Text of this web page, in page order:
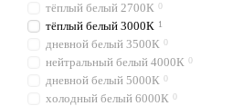
тёплый белый 2700К 0
тёплый белый 3000К 1
дневной белый 3500К 0
нейтральный белый 4000К 0
дневной белый 5000К 0
холодный белый 6000К 0